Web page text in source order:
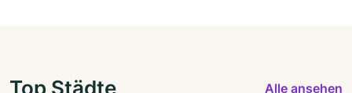
Top Städte Alle ansehen